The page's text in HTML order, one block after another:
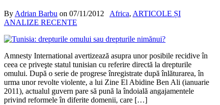
By Adrian Barbu on 07/11/2012 Africa, ARTICOLE ȘI
ANALIZE RECENTE
Amnesty International avertizează asupra unor posibile recidive în
ceea ce priveşte statul tunisian cu referire directă la drepturile
omului. După o serie de progrese înregistrate după înlăturarea, în
urma unor revolte violente, a lui Zine El Abidine Ben Ali (ianuarie
2011), actualul guvern pare să pună la îndoială angajamentele
privind reformele în diferite domenii, care […]